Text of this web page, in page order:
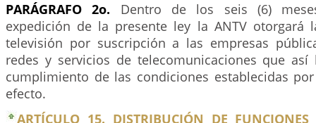
PARÁGRAFO 2o. Dentro de los seis (6)
expedición de la presente ley la ANTV otorgará
televisión por suscripción a las empresas
redes y servicios de telecomunicaciones que
cumplimiento de las condiciones establecidas
efecto.
ARTÍCULO 15. DISTRIBUCIÓN DE